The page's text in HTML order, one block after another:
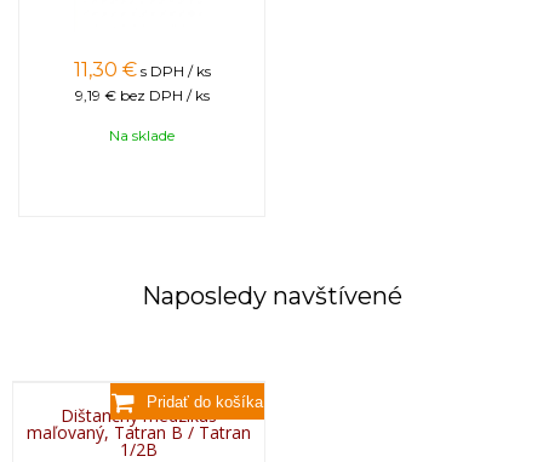
11,30 € s DPH / ks
9,19 € bez DPH / ks
Na sklade
Naposledy navštívené
Dištančný medzikus
maľovaný, Tatran B / Tatran
1/2B